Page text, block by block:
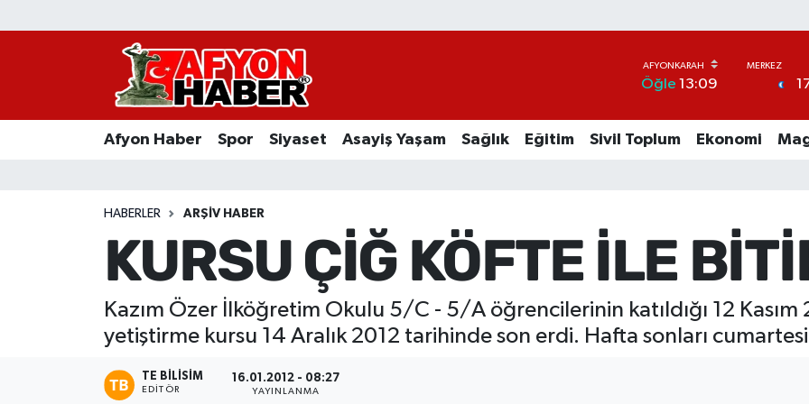
Öğle 13:09
Afyon Haber Spor Siyaset Asayiş Yaşam Sağlık Eğitim Sivil Toplum Ekonomi
HABERLER ARŞIV HABER
KURSU ÇİĞ KÖFTE İLE
Kazım Özer İlköğretim Okulu 5/C - 5/A öğrencilerinin katıldığı 12
yetiştirme kursu 14 Aralık 2012 tarihinde son erdi. Hafta sonları
TE BILISIM
EDITÖR
16.01.2012 - 08:27
YAYINLANMA
Afyon Haber
Asayiş Yaşam
Sivil Toplum
Ekonomi